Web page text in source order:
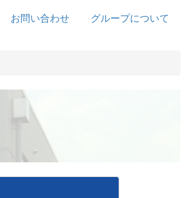
お問い合わせ グループについて